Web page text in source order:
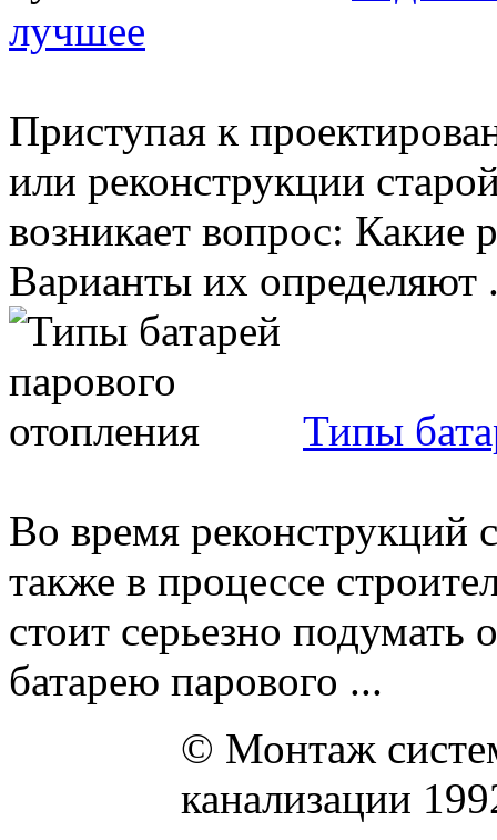
лучшее
Приступая к
или реконструкции
возникает вопрос: Какие
Варианты их определяют
Типы
Во время реконструкций
также в процессе
стоит серьезно подумать
батарею парового ...
© Монтаж
канализации